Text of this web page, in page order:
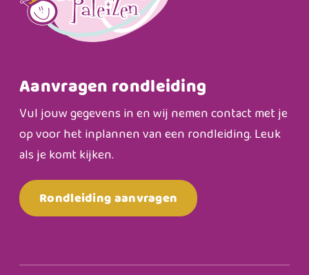
Aanvragen rondleiding
Vul jouw gegevens in en wij nemen contact met je
op voor het inplannen van een rondleiding. Leuk
als je komt kijken.
Rondleiding aanvragen